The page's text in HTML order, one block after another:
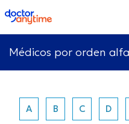
doctoranytime
Médicos por orden
A B C D